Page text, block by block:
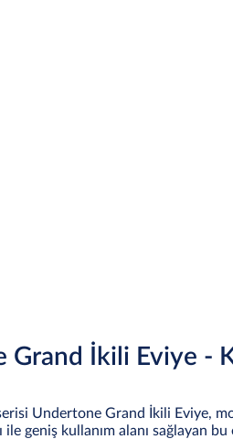
Grand İkili Eviye -
Undertone Grand İkili Eviye,
ile geniş kullanım alanı sağlayan